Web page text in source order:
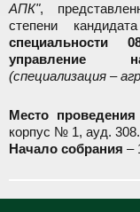
АПК",
степени
специальности
управление
(специализация –
Место проведения
корпус № 1, ауд. 308.
Начало собрания –